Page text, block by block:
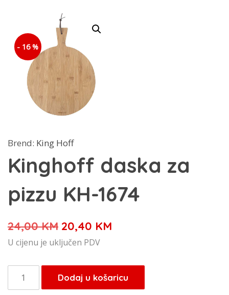
- 16 %
Brend: King Hoff
Kinghoff daska za
pizzu KH-1674
24,00KM Izvorna
cijena
je:
24,00 KM.
20,40 KM
20,40 KM.
U cijenu je uključen PDV
Kinghoff
daska
Dodaj u košaricu